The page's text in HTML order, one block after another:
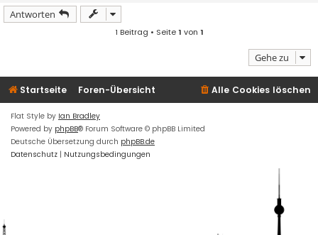
Antworten
1 Beitrag • Seite1 von 1
Gehe zu
Startseite Foren-Übersicht Alle Cookies löschen
Flat Style by Ian Bradley
Powered by phpBB® Forum Software © phpBB Limited
Deutsche Übersetzung durch phpBB.de
Datenschutz | Nutzungsbedingungen